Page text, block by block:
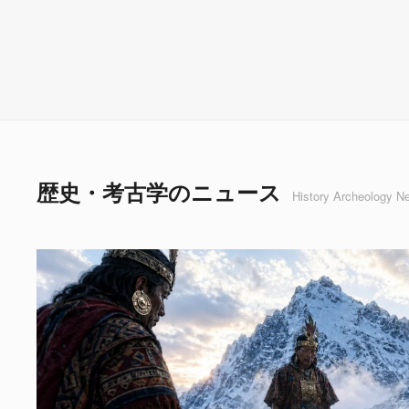
歴史・考古学のニュース History Archeology